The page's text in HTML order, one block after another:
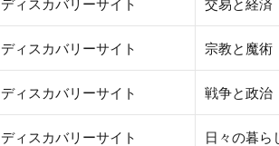
ディスカバリーサイト 宗教と魔術
ディスカバリーサイト 戦争と政治
ディスカバリーサイト 日々の暮らし